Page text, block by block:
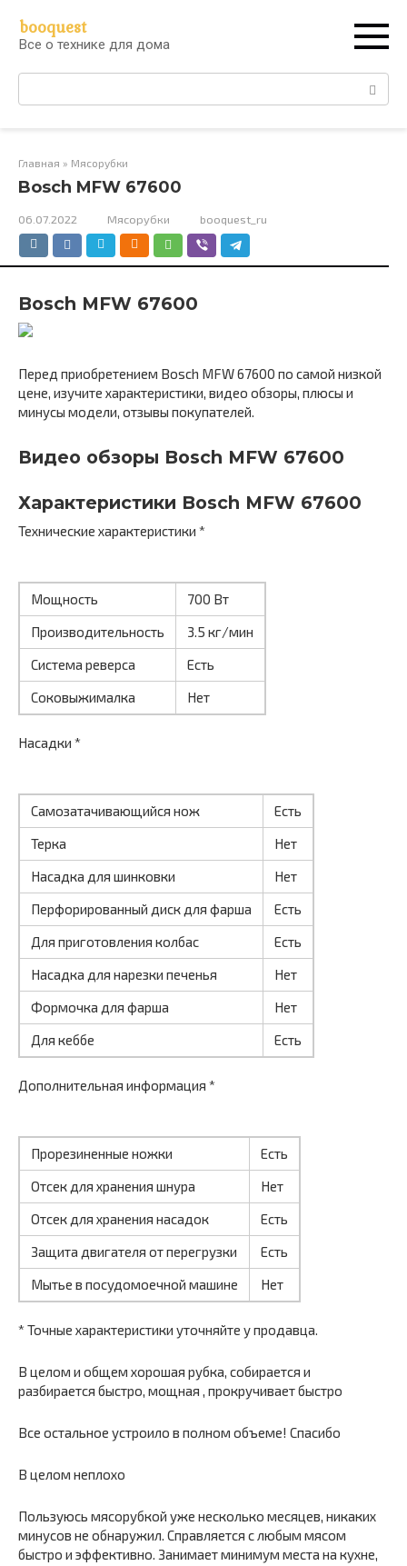
контенту
booquest
Все о технике для дома
Поиск:
Главная » Мясорубки
Bosch MFW 67600
06.07.2022 Мясорубки booquest_ru
Bosch MFW 67600
Перед приобретением Bosch MFW 67600 по самой низкой
цене, изучите характеристики, видео обзоры, плюсы и
минусы модели, отзывы покупателей.
Видео обзоры Bosch MFW 67600
Характеристики Bosch MFW 67600
Технические характеристики *
Мощность
700 Вт
Производительность
3.5 кг/мин
Система реверса
Есть
Соковыжималка
Нет
Насадки *
Самозатачивающийся нож
Есть
Терка
Нет
Насадка для шинковки
Нет
Перфорированный диск для фарша
Есть
Для приготовления колбас
Есть
Насадка для нарезки печенья
Нет
Формочка для фарша
Нет
Для кеббе
Есть
Дополнительная информация *
Прорезиненные ножки
Есть
Отсек для хранения шнура
Нет
Отсек для хранения насадок
Есть
Защита двигателя от перегрузки
Есть
Мытье в посудомоечной машине
Нет
* Точные характеристики уточняйте у продавца.
В целом и общем хорошая рубка, собирается и
разбирается быстро, мощная , прокручивает быстро
Все остальное устроило в полном объеме! Спасибо
В целом неплохо
Пользуюсь мясорубкой уже несколько месяцев, никаких
минусов не обнаружил. Справляется с любым мясом
быстро и эффективно. Занимает минимум места на кухне,